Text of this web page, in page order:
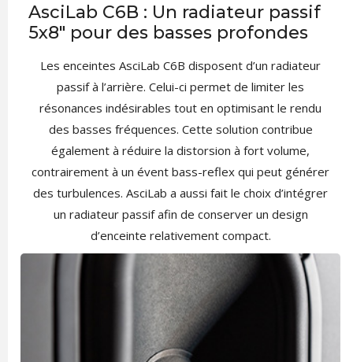
AsciLab C6B : Un radiateur passif
5x8" pour des basses profondes
Les enceintes AsciLab C6B disposent d’un radiateur
passif à l’arrière. Celui-ci permet de limiter les
résonances indésirables tout en optimisant le rendu
des basses fréquences. Cette solution contribue
également à réduire la distorsion à fort volume,
contrairement à un évent bass-reflex qui peut générer
des turbulences. AsciLab a aussi fait le choix d’intégrer
un radiateur passif afin de conserver un design
d’enceinte relativement compact.